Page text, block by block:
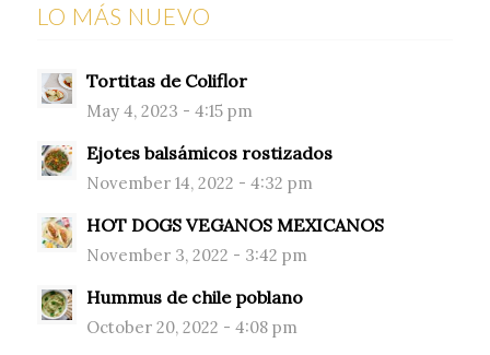
LO MÁS NUEVO
Tortitas de Coliflor
May 4, 2023 - 4:15 pm
Ejotes balsámicos rostizados
November 14, 2022 - 4:32 pm
HOT DOGS VEGANOS MEXICANOS
November 3, 2022 - 3:42 pm
Hummus de chile poblano
October 20, 2022 - 4:08 pm